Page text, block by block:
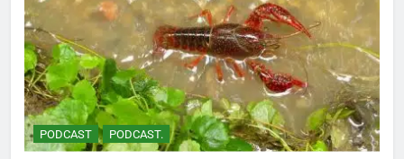
PODCAST PODCAST.